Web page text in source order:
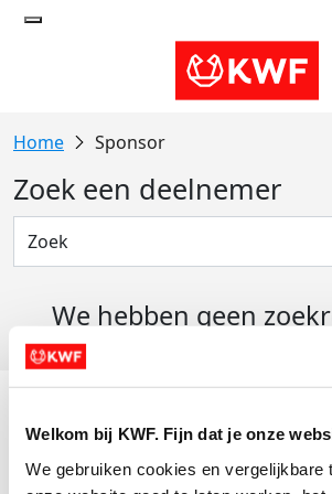
Welkom bij KWF. Fijn dat je onze
We gebruiken cookies en vergelijkbare
Sponsor
Zoek een deelnemer
We hebben geen
Actiematerialen
Evenementen